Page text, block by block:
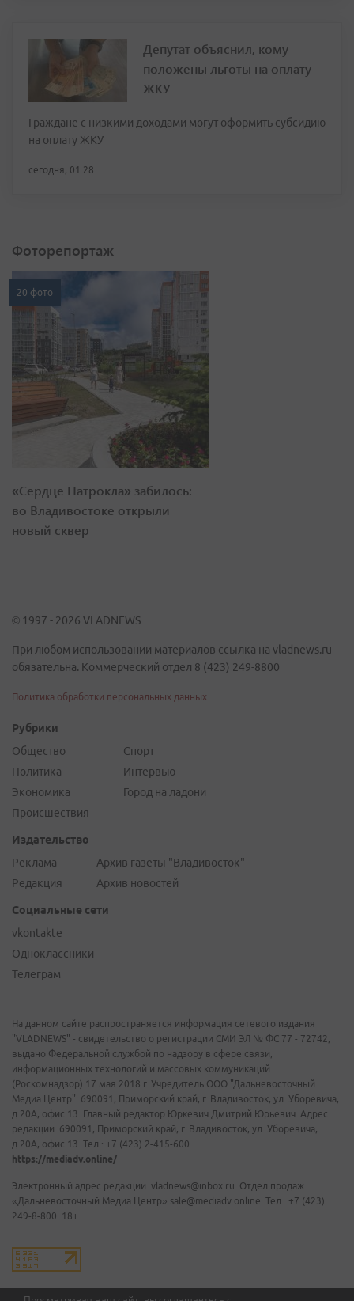
Депутат объяснил, кому
положены льготы на оплату
ЖКУ
Граждане с низкими доходами могут оформить субсидию
на оплату ЖКУ
сегодня, 01:28
Фоторепортаж
20 фото
«Сердце Патрокла» забилось:
во Владивостоке открыли
новый сквер
© 1997 - 2026 VLADNEWS
При любом использовании материалов ссылка на vladnews.ru
обязательна. Коммерческий отдел 8 (423) 249-8800
Политика обработки персональных данных
Рубрики
Общество
Политика
Экономика
Происшествия
Спорт
Интервью
Город на ладони
Издательство
Реклама
Редакция
Архив газеты "Владивосток"
Архив новостей
Социальные сети
vkontakte
Одноклассники
Телеграм
На данном сайте распространяется информация сетевого издания
"VLADNEWS" - свидетельство о регистрации СМИ ЭЛ № ФС 77 - 72742,
выдано Федеральной службой по надзору в сфере связи,
информационных технологий и массовых коммуникаций
(Роскомнадзор) 17 мая 2018 г. Учредитель ООО "Дальневосточный
Медиа Центр". 690091, Приморский край, г. Владивосток, ул. Уборевича,
д.20А, офис 13. Главный редактор Юркевич Дмитрий Юрьевич. Адрес
редакции: 690091, Приморский край, г. Владивосток, ул. Уборевича,
д.20А, офис 13. Тел.: +7 (423) 2-415-600.
https://mediadv.online/
Электронный адрес редакции: vladnews@inbox.ru. Отдел продаж
«Дальневосточный Медиа Центр» sale@mediadv.online. Тел.: +7 (423)
249-8-800. 18+